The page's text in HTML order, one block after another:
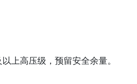
上高压级，预留安全余量。